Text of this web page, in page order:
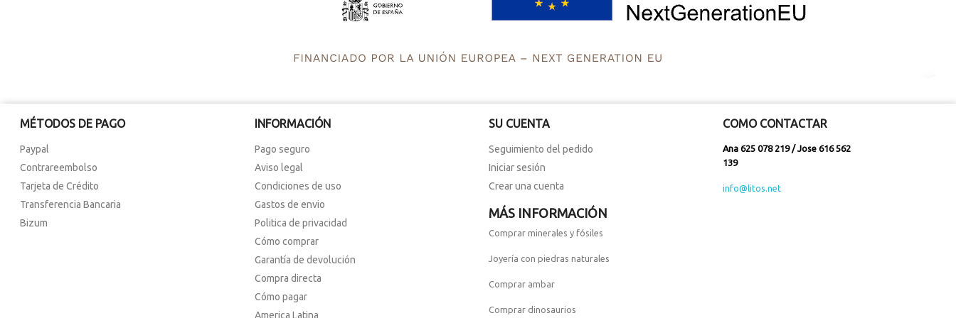
MÉTODOS DE PAGO
Paypal
Contrareembolso
Tarjeta de Crédito
Transferencia Bancaria
Bizum
INFORMACIÓN
Pago seguro
Aviso legal
Condiciones de uso
Gastos de envio
Politica de privacidad
Cómo comprar
Garantía de devolución
Compra directa
Cómo pagar
America Latina
SU CUENTA
Seguimiento del pedido
Iniciar sesión
Crear una cuenta
COMO CONTACTAR
Ana 625 078 219 / Jose 616 562
139
info@litos.net
MÁS INFORMACIÓN
Comprar minerales y fósiles
Joyería con piedras naturales
Comprar ambar
Comprar dinosaurios